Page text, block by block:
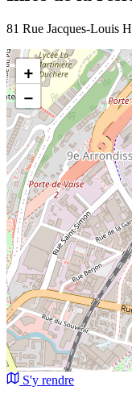
81 Rue Jacques-Louis
+
−
S'y rendre